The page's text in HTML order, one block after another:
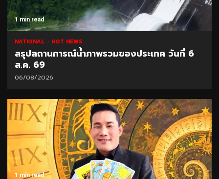
1 min read
NATIONAL HOT NEWS
สรุปสถานการณ์น้ำภาพรวมของประเทศ วันที่ 6
ส.ค. 69
06/08/2026
1 min read